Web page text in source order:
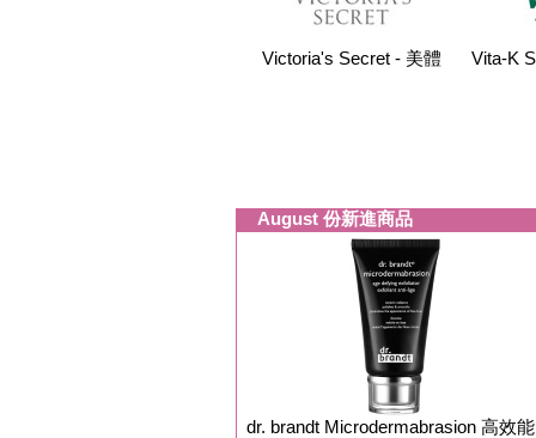
Victoria's Secret - 美體 Vita-K
August 份新進商品
dr. brandt Microdermabrasion 高效能